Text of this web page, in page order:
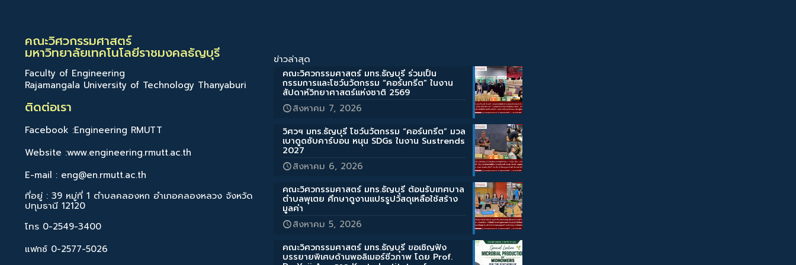
คณะวิศวกรรมศาสตร์
มหาวิทยาลัยเทคโนโลยีราชมงคลธัญบุรี
Faculty of Engineering
Rajamangala University of Technology Thanyaburi
ติดต่อเรา
Facebook :Engineering RMUTT
Website :www.engineering.rmutt.ac.th
E-mail : eng@en.rmutt.ac.th
ที่อยู่ : 39 หมู่ที่ 1 ตำบลคลองหก อำเภอคลองหลวง จังหวัด
ปทุมธานี 12120
โทร 0-2549-3400
แฟกซ์ 0-2577-5026
ข่าวล่าสุด
คณะวิศวกรรมศาสตร์ มทร.ธัญบุรี ร่วมเป็น
กรรมการและโชว์นวัตกรรม “คอร์นกรีต” ในงาน
สัปดาห์วิทยาศาสตร์แห่งชาติ 2569
สิงหาคม 7, 2026
วิศวฯ มทร.ธัญบุรี โชว์นวัตกรรม “คอร์นกรีต” มวล
เบาดูดซับคาร์บอน หนุน SDGs ในงาน Sustrends
2027
สิงหาคม 6, 2026
คณะวิศวกรรมศาสตร์ มทร.ธัญบุรี ต้อนรับเทศบาล
ตำบลพุเตย ศึกษาดูงานแปรรูปวัสดุเหลือใช้สร้าง
มูลค่า
สิงหาคม 5, 2026
คณะวิศวกรรมศาสตร์ มทร.ธัญบุรี ขอเชิญฟัง
บรรยายพิเศษด้านพอลิเมอร์ชีวภาพ โดย Prof.